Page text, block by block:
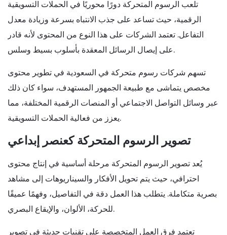
تلعب الرسوم المتحركة دورًا محوريًا في الحملات التسويقية
الرقمية، حيث تساعد على جذب الانتباه بسرعة وزيادة معدل
التفاعل. تعتمد الشركات على هذا النوع من المحتوى لأنه قادر
على إيصال الرسائل المعقدة بأسلوب بسيط وسلس.
تسهم شركات رسوم متحركة في السعودية في تطوير محتوى
مخصص يتماشى مع طبيعة الجمهور المستهدف، سواء كان ذلك
عبر وسائل التواصل الاجتماعي أو المنصات الرقمية المختلفة، مما
يعزز من فعالية الحملات التسويقية.
تصوير الرسوم المتحركة كعنصر إبداعي
يُعد تصوير الرسوم المتحركة مرحلة أساسية في إنتاج محتوى
احترافي، حيث يتم تحويل الأفكار والسيناريوهات إلى مشاهد
بصرية متكاملة. يتطلب هذا العمل دقة في التفاصيل، وفهمًا عميقًا
للحركة، الألوان، والإيقاع البصري.
تعتمد فرق العمل المتخصصة على تقنيات حديثة في تصوير